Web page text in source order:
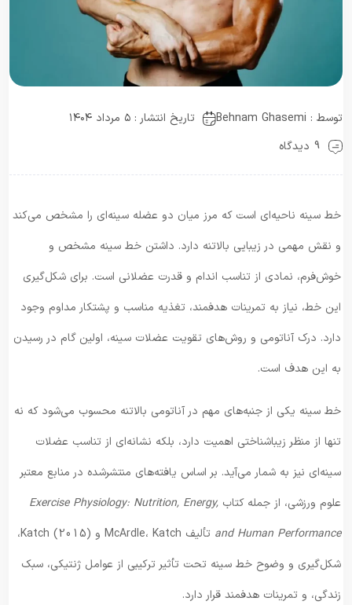
توسط : Behnam Ghasemi
تاریخ انتشار : ۵ مرداد ۱۴۰۴
9 دیدگاه
خط سینه ناحیه‌ای است که مرز میان دو عضله سینه‌ای را مشخص می‌کند
و نقش مهمی در زیبایی بالاتنه دارد. داشتن خط سینه مشخص و
خوش‌فرم، نمادی از تناسب اندام و قدرت عضلانی است. برای شکل‌گیری
این خط، نیاز به تمرینات هدفمند، تغذیه مناسب و پشتکار مداوم وجود
دارد. درک آناتومی و روش‌های تقویت عضلات سینه، اولین گام در رسیدن
به این هدف است.
خط سینه یکی از جنبه‌های مهم در آناتومی بالاتنه محسوب می‌شود که نه
تنها از منظر زیباشناختی اهمیت دارد، بلکه نشانه‌ای از تناسب عضلات
سینه‌ای نیز به شمار می‌آید. بر اساس یافته‌های منتشرشده در منابع معتبر
علوم ورزشی، از جمله کتاب Exercise Physiology: Nutrition, Energy,
and Human Performance
تألیف McArdle، Katch و Katch (2015)،
شکل‌گیری و وضوح خط سینه تحت تأثیر ترکیبی از عوامل ژنتیکی، سبک
زندگی، و تمرینات هدفمند قرار دارد.